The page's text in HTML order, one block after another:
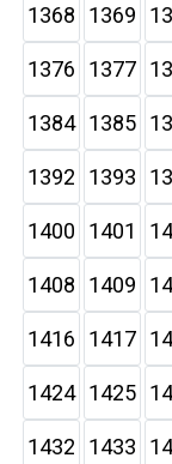
1368 1369
1376 1377
1384 1385
1392 1393
1400 1401
1408 1409
1416 1417
1424 1425
1432 1433